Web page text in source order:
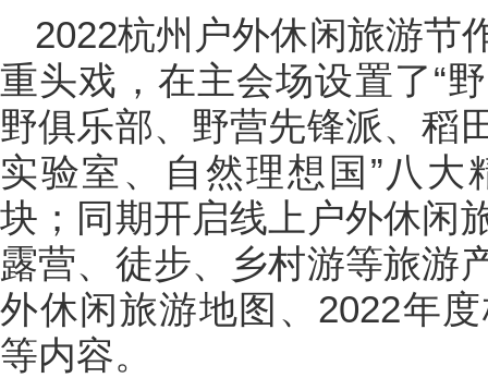
2022杭州户外休闲旅游节
重头戏，在主会场设置了“
野俱乐部、野营先锋派、稻
实验室、自然理想国”八
块；同期开启线上户外休闲
露营、徒步、乡村游等旅游
外休闲旅游地图、2022年
等内容。